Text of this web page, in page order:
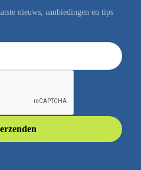
nieuws, aanbiedingen en tips